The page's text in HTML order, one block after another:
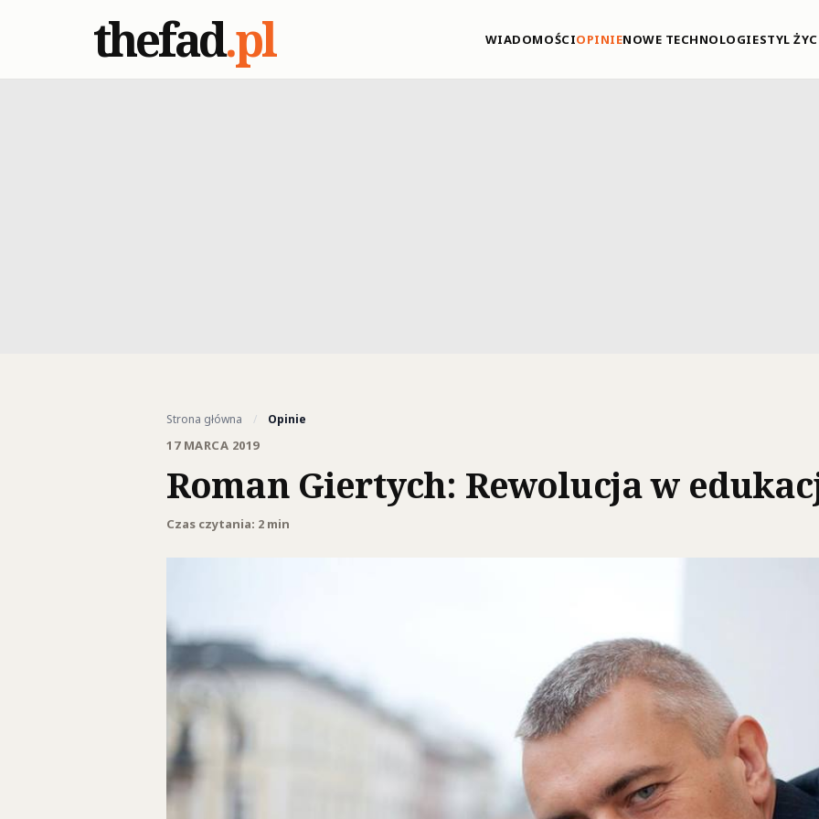
thefad.pl WIADOMOŚCIOPINIENOWE TECHNOLOGIESTYL
Strona główna / Opinie
17 MARCA 2019
Roman Giertych: Rewolucja w
Czas czytania: 2 min